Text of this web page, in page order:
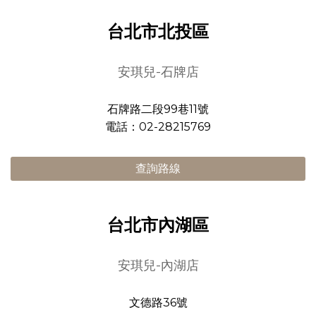
台北市北投區
安琪兒-石牌店
石牌路二段99巷11號
電話：02-28215769
查詢路線
台北市內湖區
安琪兒-內湖店
文德路36號